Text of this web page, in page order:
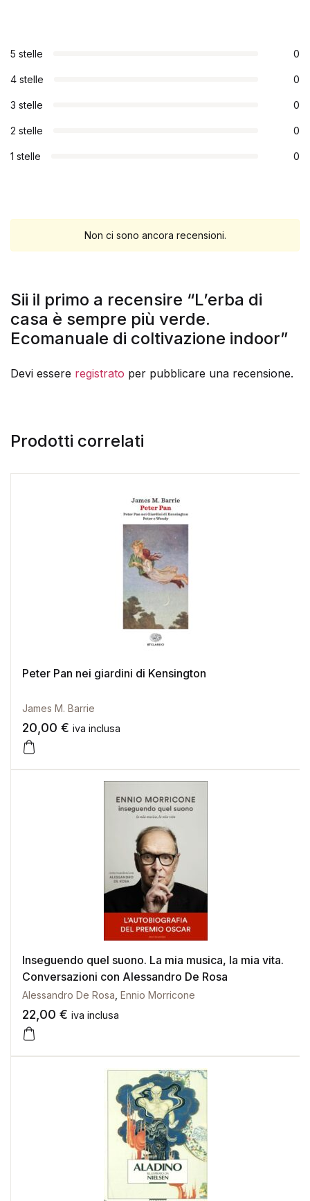
5 stelle 0
4 stelle 0
3 stelle 0
2 stelle 0
1 stelle 0
Non ci sono ancora recensioni.
Sii il primo a recensire “L’erba di
casa è sempre più verde.
Ecomanuale di coltivazione indoor”
Devi essere registrato per pubblicare una recensione.
Prodotti correlati
Peter Pan nei giardini di Kensington
James M. Barrie
20,00 € iva inclusa
Inseguendo quel suono. La mia musica, la mia vita.
Conversazioni con Alessandro De Rosa
Alessandro De Rosa Ennio Morricone
22,00 € iva inclusa